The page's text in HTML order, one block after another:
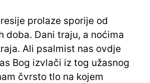
prolaze sporije od
doba. Dani traju, a noćima
Ali psalmist nas ovdje
Bog izvlači iz tog užasnog
čvrsto tlo na kojem